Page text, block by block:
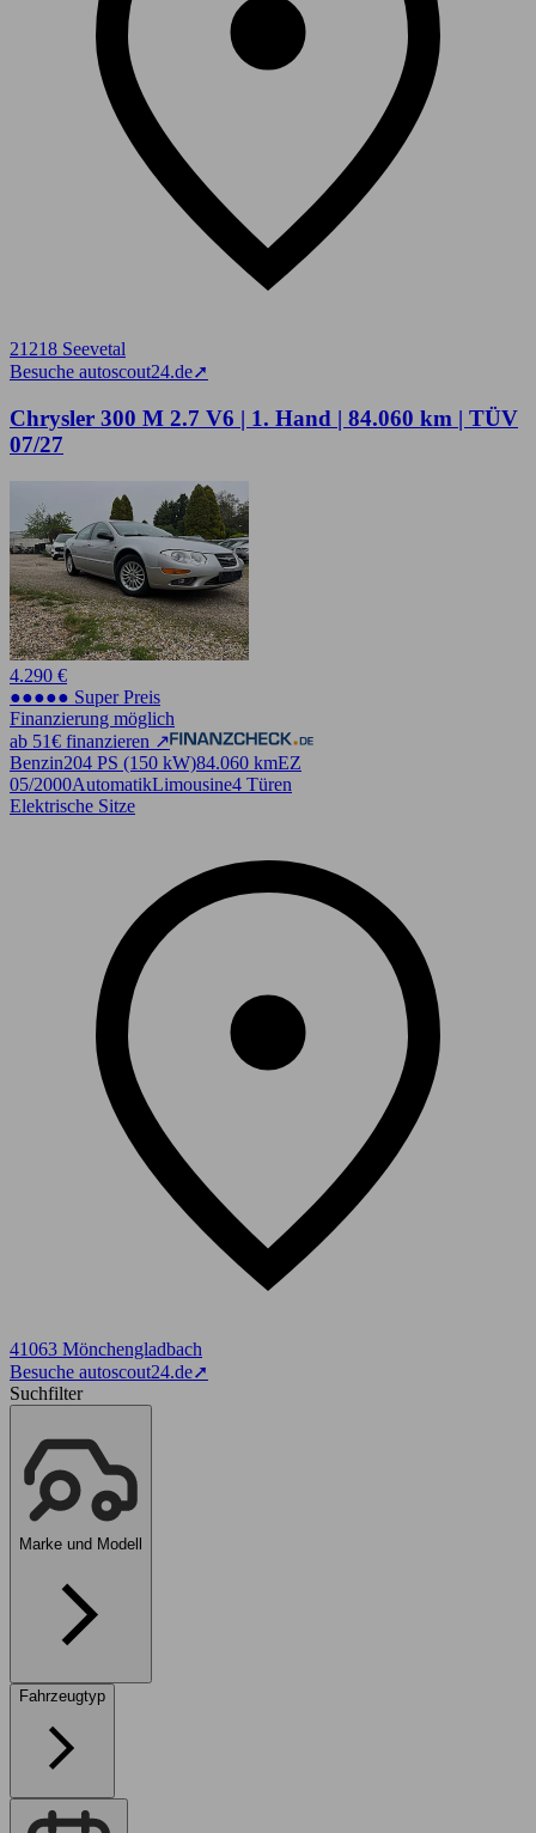
21218 Seevetal
Besuche autoscout24.de➚
Chrysler 300 M 2.7 V6 | 1. Hand | 84.060 km | TÜV
07/27
4.290 €
●●●●● Super Preis
Finanzierung möglich
ab 51€ finanzieren ↗
Benzin204 PS (150 kW)84.060 kmEZ
05/2000AutomatikLimousine4 Türen
Elektrische Sitze
41063 Mönchengladbach
Besuche autoscout24.de➚
Suchfilter
Marke und Modell
Fahrzeugtyp